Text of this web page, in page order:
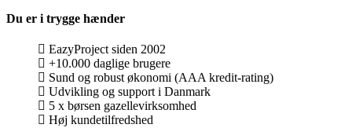
Du er i trygge hænder
EazyProject siden 2002
+10.000 daglige brugere
Sund og robust økonomi (AAA kredit-rating)
Udvikling og support i Danmark
5 x børsen gazellevirksomhed
Høj kundetilfredshed